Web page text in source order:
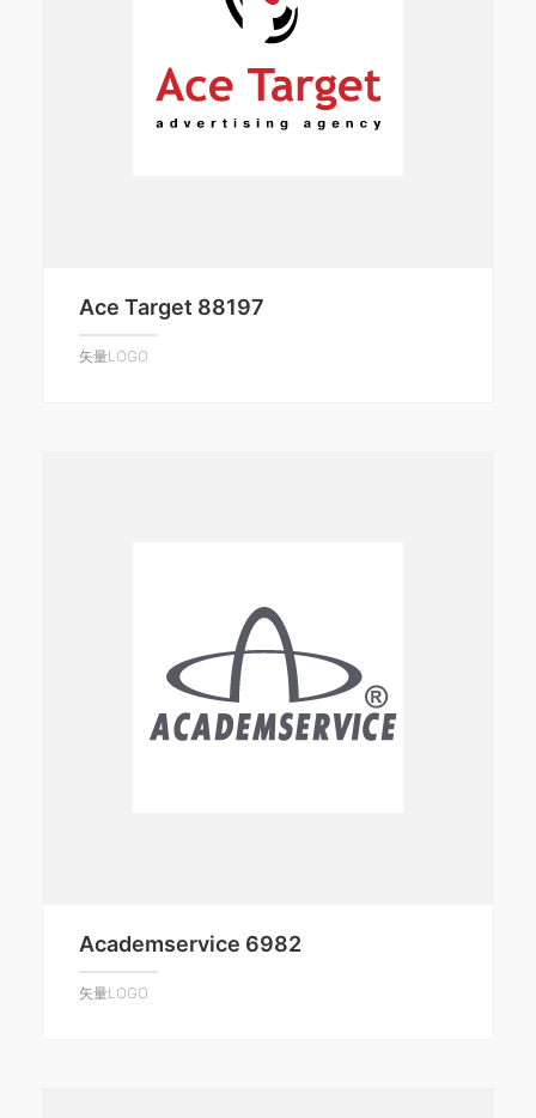
Ace Target 88197
矢量LOGO
Academservice 6982
矢量LOGO